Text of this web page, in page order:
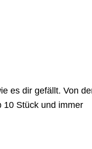
es dir gefällt. Von
10 Stück und immer